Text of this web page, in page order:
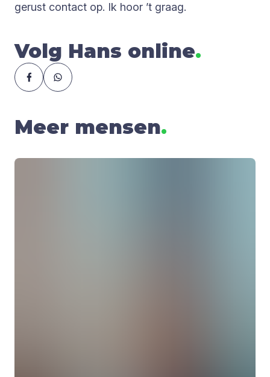
gerust contact op. Ik hoor ’t graag.
Volg Hans online.
Meer mensen.